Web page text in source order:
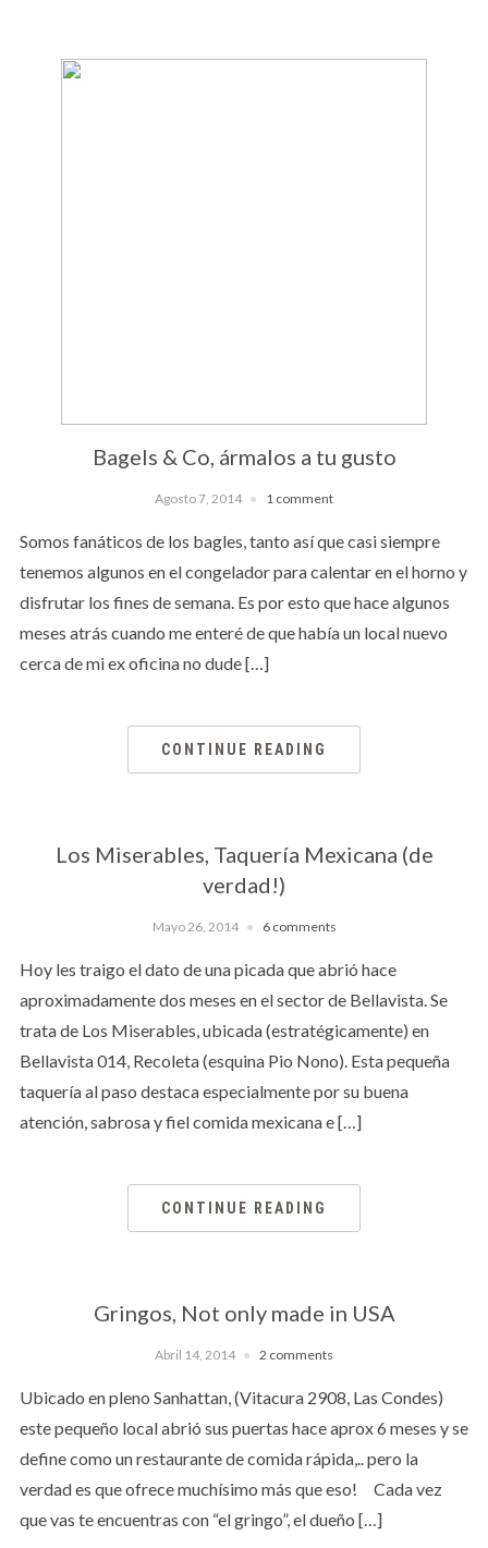
Bagels & Co, ármalos a tu gusto
Agosto 7, 2014 1 comment
Somos fanáticos de los bagles, tanto así que casi siempre
tenemos algunos en el congelador para calentar en el horno y
disfrutar los fines de semana. Es por esto que hace algunos
meses atrás cuando me enteré de que había un local nuevo
cerca de mi ex oficina no dude […]
CONTINUE READING
Los Miserables, Taquería Mexicana (de
verdad!)
Mayo 26, 2014 6 comments
Hoy les traigo el dato de una picada que abrió hace
aproximadamente dos meses en el sector de Bellavista. Se
trata de Los Miserables, ubicada (estratégicamente) en
Bellavista 014, Recoleta (esquina Pio Nono). Esta pequeña
taquería al paso destaca especialmente por su buena
atención, sabrosa y fiel comida mexicana e […]
CONTINUE READING
Gringos, Not only made in USA
Abril 14, 2014 2 comments
Ubicado en pleno Sanhattan, (Vitacura 2908, Las Condes)
este pequeño local abrió sus puertas hace aprox 6 meses y se
define como un restaurante de comida rápida,.. pero la
verdad es que ofrece muchísimo más que eso! Cada vez
que vas te encuentras con “el gringo”, el dueño […]